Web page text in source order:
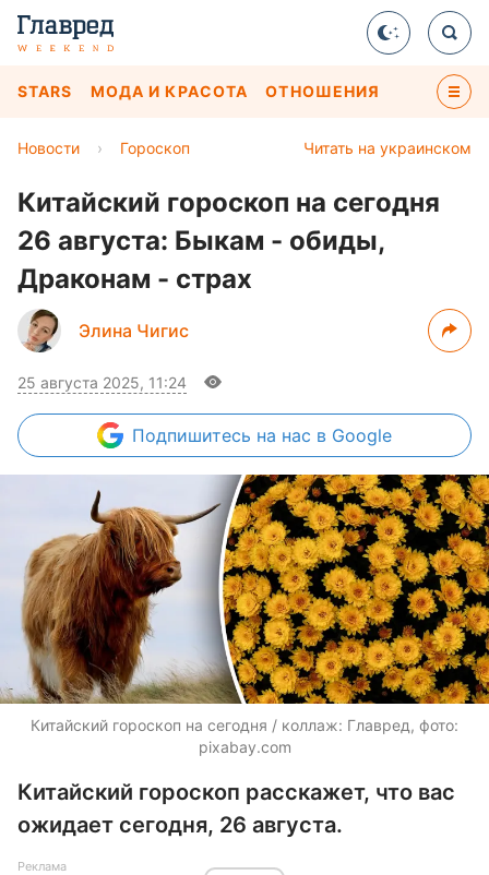
STARS МОДА И КРАСОТА ОТНОШЕНИЯ
Читать на украинском
Новости › Гороскоп
Китайский гороскоп на сегодня
26 августа: Быкам - обиды,
Драконам - страх
Элина Чигис
25 августа 2025, 11:24
Подпишитесь на нас в Google
Китайский гороскоп на сегодня / коллаж: Главред, фото:
pixabay.com
Китайский гороскоп расскажет, что вас
ожидает сегодня, 26 августа.
Реклама